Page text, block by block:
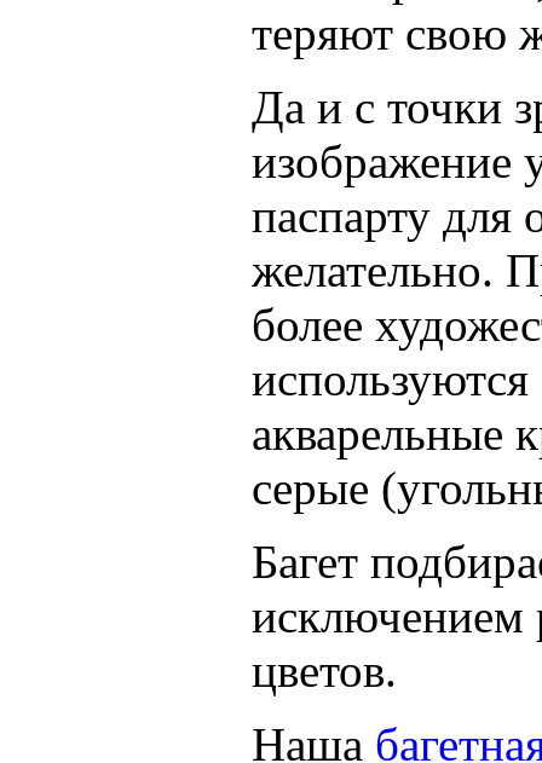
теряют свою
Да и с точки
изображение
паспарту для
желательно.
более
акварельные
серые
Багет
исключением
цветов.
Наша